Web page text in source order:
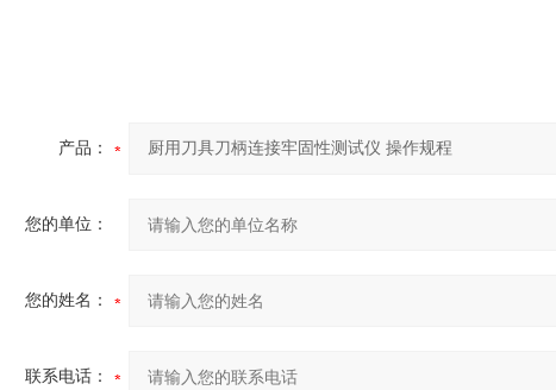
产品：
您的单位：
您的姓名：
联系电话：